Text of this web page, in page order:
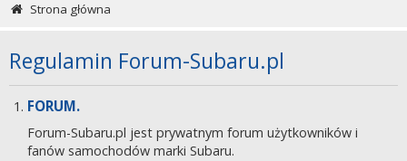
Strona główna
Regulamin Forum-Subaru.pl
FORUM.
Forum-Subaru.pl jest prywatnym forum użytkowników i
fanów samochodów marki Subaru.